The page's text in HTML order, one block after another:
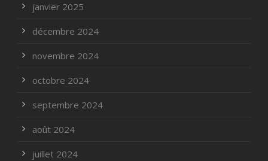
janvier 2025
décembre 2024
novembre 2024
octobre 2024
septembre 2024
août 2024
juillet 2024